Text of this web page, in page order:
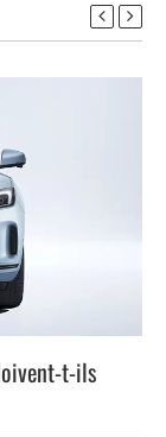
t-ils